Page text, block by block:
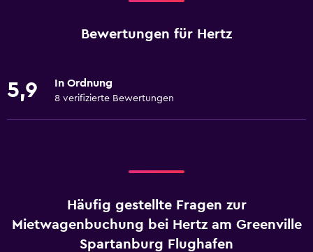
Bewertungen für Hertz
5,9 In Ordnung
8 verifizierte Bewertungen
Häufig gestellte Fragen zur
Mietwagenbuchung bei Hertz am Greenville
Spartanburg Flughafen